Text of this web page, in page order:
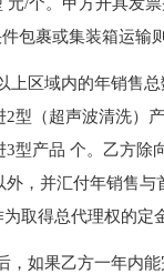
包裹或集装箱运输
区域内的年销售总
2型（超声波清洗）
型产品 个。乙方除
外，并汇付年销售与
取得总代理权的定
如果乙方一年内能